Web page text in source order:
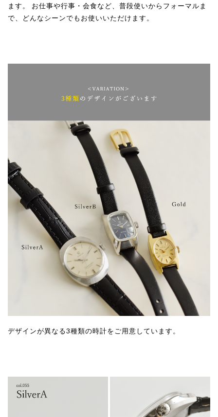
ます。 お仕事や行事・会食など、普段使いからフォーマルま
で、どんなシーンでもお使いいただけます。
デザインが異なる3種類の時計をご用意しています。